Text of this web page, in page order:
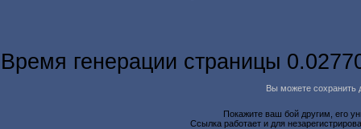
Время генерации страницы
Вы можете сохранить
Покажите ваш бой другим, его
Ссылка работает и для